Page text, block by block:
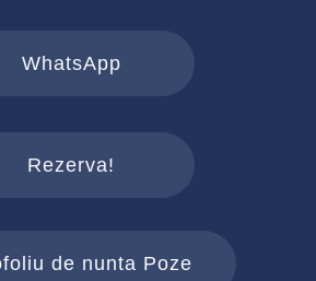
WhatsApp
Rezerva!
de nunta Poze